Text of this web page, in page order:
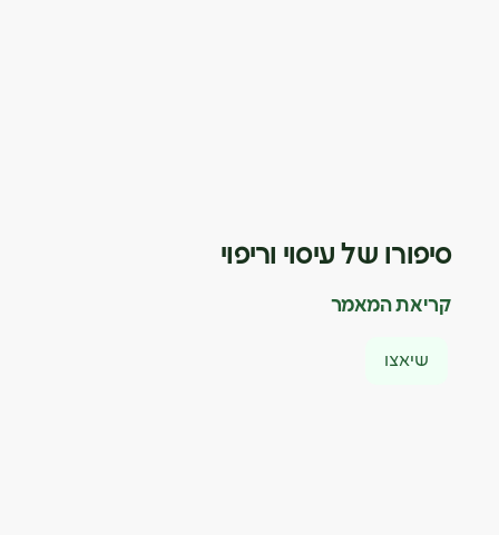
סיפורו של עיסוי וריפוי
קריאת המאמר
שיאצו